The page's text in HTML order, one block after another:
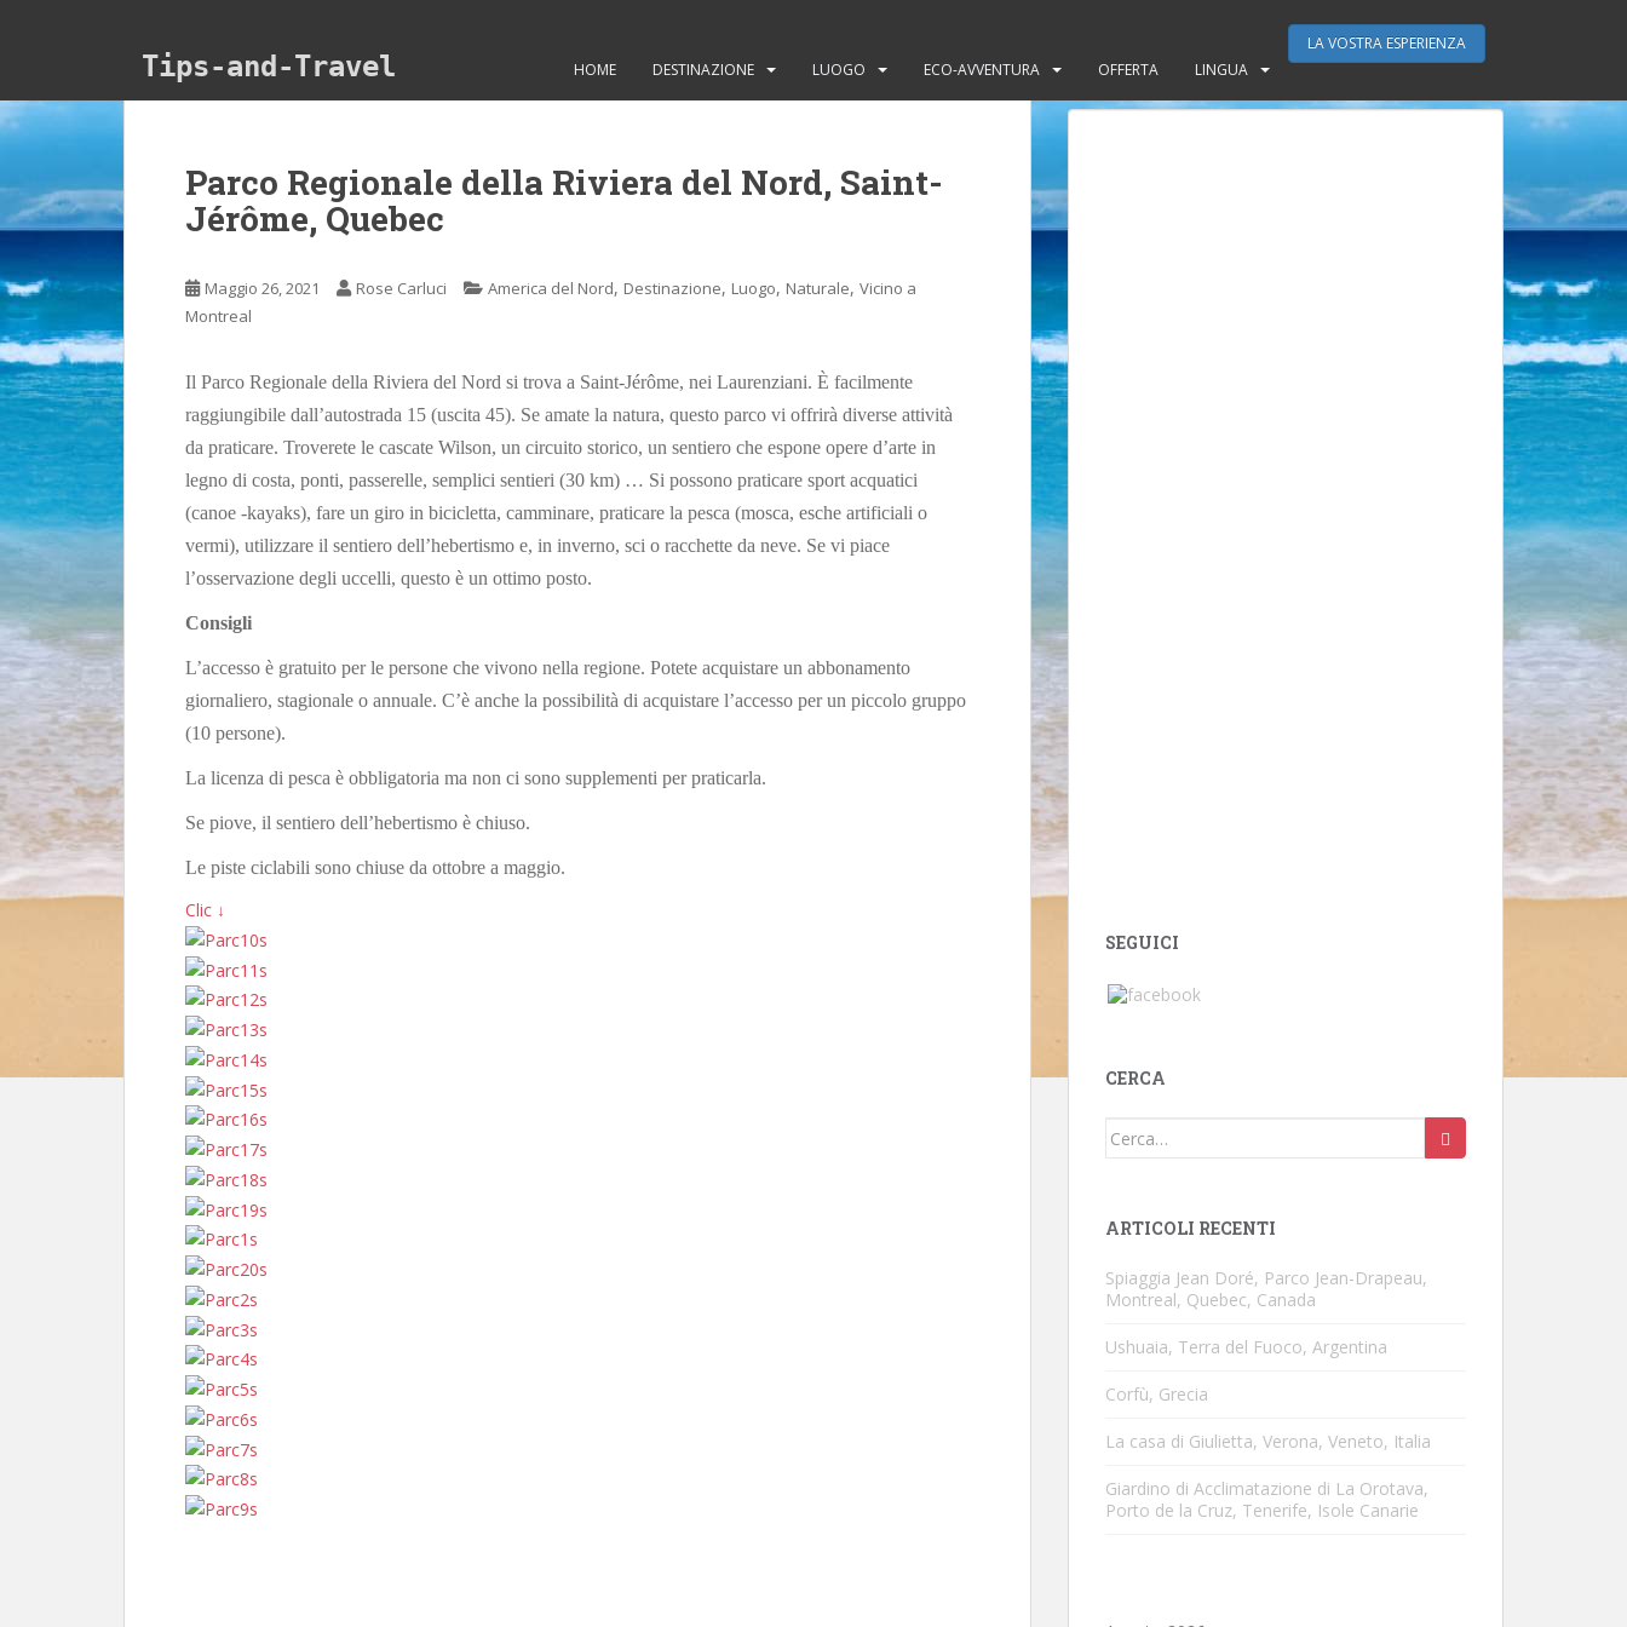
Tips-and-Travel HOME DESTINAZIONE LUOGO ECO-AVVENTURA OFFERTA LINGUA
LA VOSTRA ESPERIENZA
Parco Regionale della Riviera del Nord, Saint-
Jérôme, Quebec
Maggio 26, 2021 Rose Carluci America del Nord, Destinazione, Luogo, Naturale, Vicino a
Montreal
Il Parco Regionale della Riviera del Nord si trova a Saint-Jérôme, nei Laurenziani. È facilmente
raggiungibile dall’autostrada 15 (uscita 45). Se amate la natura, questo parco vi offrirà diverse attività
da praticare. Troverete le cascate Wilson, un circuito storico, un sentiero che espone opere d’arte in
legno di costa, ponti, passerelle, semplici sentieri (30 km) … Si possono praticare sport acquatici
(canoe -kayaks), fare un giro in bicicletta, camminare, praticare la pesca (mosca, esche artificiali o
vermi), utilizzare il sentiero dell’hebertismo e, in inverno, sci o racchette da neve. Se vi piace
l’osservazione degli uccelli, questo è un ottimo posto.
Consigli
L’accesso è gratuito per le persone che vivono nella regione. Potete acquistare un abbonamento
giornaliero, stagionale o annuale. C’è anche la possibilità di acquistare l’accesso per un piccolo gruppo
(10 persone).
La licenza di pesca è obbligatoria ma non ci sono supplementi per praticarla.
Se piove, il sentiero dell’hebertismo è chiuso.
Le piste ciclabili sono chiuse da ottobre a maggio.
Clic ↓
SEGUICI
CERCA
Cerca:
ARTICOLI RECENTI
Spiaggia Jean Doré, Parco Jean-Drapeau,
Montreal, Quebec, Canada
Ushuaia, Terra del Fuoco, Argentina
Corfù, Grecia
La casa di Giulietta, Verona, Veneto, Italia
Giardino di Acclimatazione di La Orotava,
Porto de la Cruz, Tenerife, Isole Canarie